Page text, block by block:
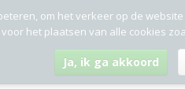
om het verkeer op de
het plaatsen van alle cookies
Ja, ik ga akkoord